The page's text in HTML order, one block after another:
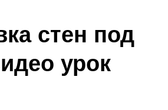
стен под
урок